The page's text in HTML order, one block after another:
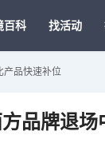
百科 找活动
产品快速补位
品牌退